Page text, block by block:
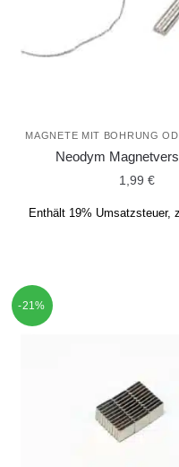
MAGNETE MIT BOHRUNG
Neodym
1,99 €
Enthält 19% Umsatzsteuer,
können
auf
-21%